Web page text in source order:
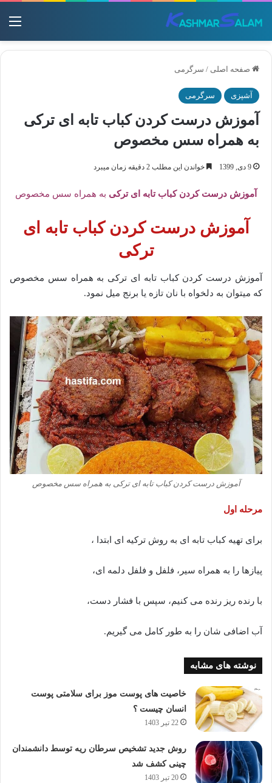
صفحه اصلی / سرگرمی
آشپزی سرگرمی
آموزش درست کردن کباب تابه ای ترکی
به همراه سس مخصوص
9 دی, 1399 خواندن این مطلب 2 دقیقه زمان میبرد
آموزش درست کردن کباب تابه ای ترکی به همراه سس مخصوص
آموزش درست کردن کباب تابه ای
ترکی
آموزش درست کردن کباب تابه ای ترکی به همراه سس مخصوص
که میتوان به دلخواه با نان تازه یا برنج میل نمود.
آموزش درست کردن کباب تابه ای ترکی به همراه سس مخصوص
مرحله اول
برای تهیه کباب تابه ای به روش ترکیه ای ابتدا ،
پیازها را به همراه سیر، فلفل و فلفل دلمه ای،
با رنده ریز رنده می کنیم، سپس با فشار دست،
آب اضافی شان را به طور کامل می گیریم.
نوشته های مشابه
خاصیت های پوست موز برای سلامتی پوست
انسان چیست ؟
22 تیر 1403
روش جدید تشخیص سرطان ریه توسط دانشمندان
چینی کشف شد
20 تیر 1403